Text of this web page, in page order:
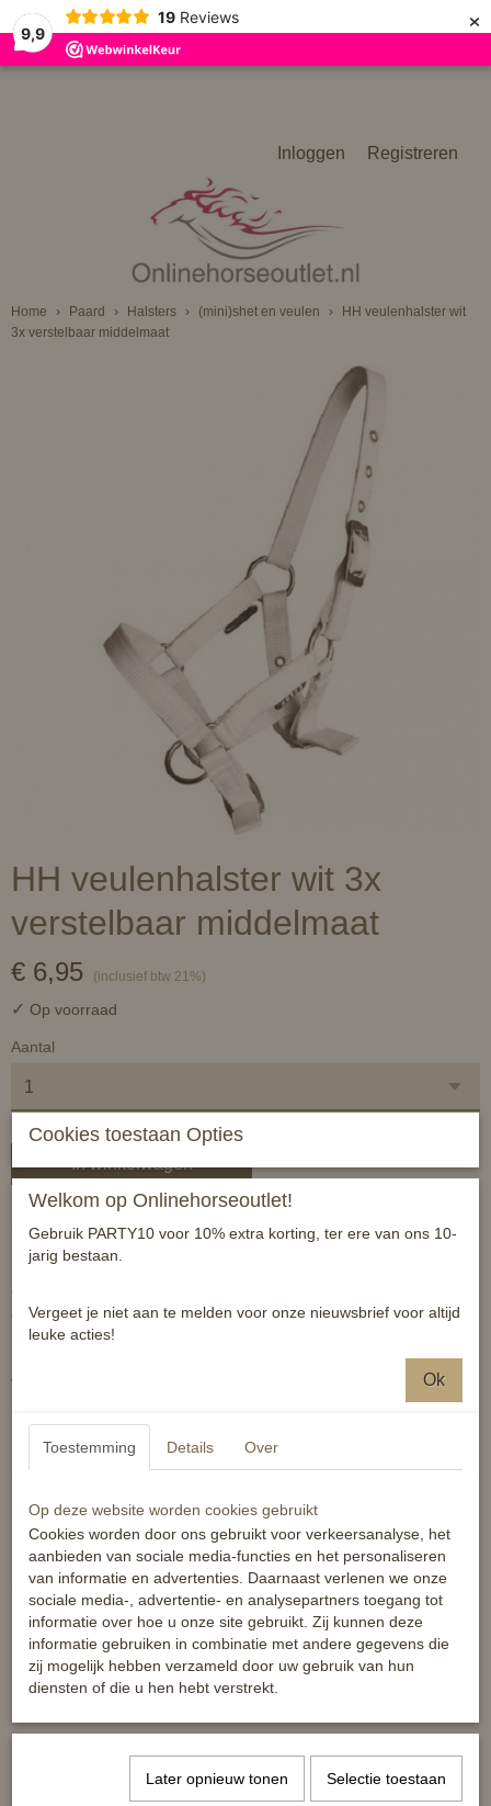
9,9
19 Reviews ×
Inloggen Registreren
Home › Paard › Halsters › (mini)shet en veulen ›
HH veulenhalster wit
3x verstelbaar middelmaat
HH veulenhalster wit 3x
verstelbaar middelmaat
€ 6,95 (inclusief btw 21%)
✓ Op voorraad
Aantal
In winkelwagen
en de fijnere hoofdjes
Wit met messing gespen
Reacties
Ook interessant
Cookies toestaan Opties
Welkom op Onlinehorseoutlet!
Gebruik PARTY10 voor 10% extra korting, ter ere van ons 10-
jarig bestaan.
Vergeet je niet aan te melden voor onze nieuwsbrief voor altijd
leuke acties!
Ok
Toestemming Details Over
Op deze website worden cookies gebruikt
Cookies worden door ons gebruikt voor verkeersanalyse, het
aanbieden van sociale media-functies en het personaliseren
van informatie en advertenties. Daarnaast verlenen we onze
sociale media-, advertentie- en analysepartners toegang tot
informatie over hoe u onze site gebruikt. Zij kunnen deze
informatie gebruiken in combinatie met andere gegevens die
zij mogelijk hebben verzameld door uw gebruik van hun
diensten of die u hen hebt verstrekt.
Later opnieuw tonen Selectie toestaan